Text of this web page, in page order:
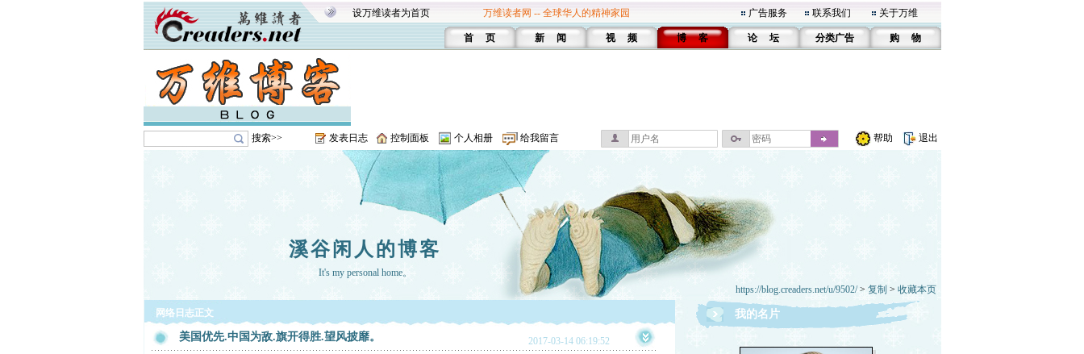
设万维读者为首页 万维读者网 -- 全球华人的精神家园 广告服务 联系我们 关于万维
首 页 新 闻 视 频 博 客 论 坛 分类广告 购 物
搜索>> 发表日志 控制面板 个人相册 给我留言 帮助 退出
溪谷闲人的博客
It's my personal home。
https://blog.creaders.net/u/9502/> 复制 > 收藏本页
网络日志正文
美国优先.中国为敌.旗开得胜.望风披靡。 2017-03-14 06:19:52
我的名片